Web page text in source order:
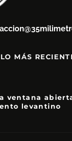
LO MÁS
ventana
levantino